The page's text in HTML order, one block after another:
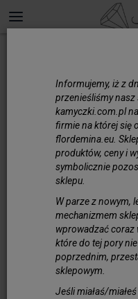
Informujemy, iż z
przenieśliśmy nasz
kamyczki.com.pl
firmie na której się
flordemina.eu.
produktów, ceny i
symbolicznie
sklepu.
W parze z nowym,
mechanizmem
wprowadzać coraz
które do tej pory
poprzednim,
sklepowym.
Jeśli miałaś/
Zapięcia
Zapięcia
Zawieszki